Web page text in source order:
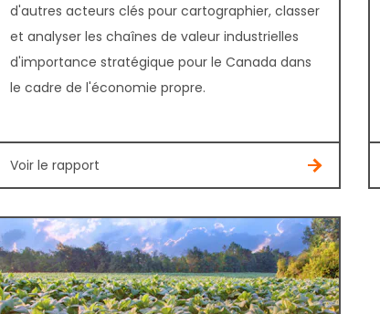
d'autres acteurs clés pour cartographier, classer
et analyser les chaînes de valeur industrielles
d'importance stratégique pour le Canada dans
le cadre de l'économie propre.
Voir le rapport